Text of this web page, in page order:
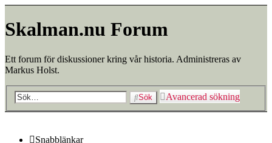
Skalman.nu Forum
Ett forum för diskussioner kring vår historia. Administreras av
Markus Holst.
Sök Avancerad sökning
Snabblänkar